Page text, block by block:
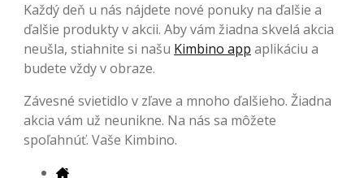
Každý deň u nás nájdete nové ponuky na ďalšie a
ďalšie produkty v akcii. Aby vám žiadna skvelá akcia
neušla, stiahnite si našu Kimbino app aplikáciu a
budete vždy v obraze.
Závesné svietidlo v zľave a mnoho ďalšieho. Žiadna
akcia vám už neunikne. Na nás sa môžete
spoľahnúť. Vaše Kimbino.